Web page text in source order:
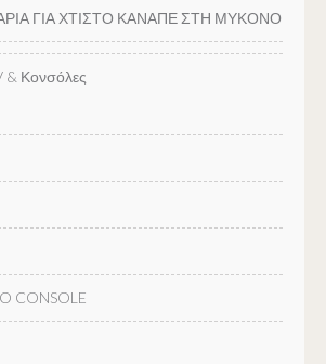
ΓΙΑ ΧΤΙΣΤΟ ΚΑΝΑΠΕ ΣΤΗ ΜΥΚΟΝΟ
& Κονσόλες
CONSOLE